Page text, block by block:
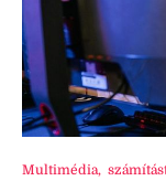
Multimédia,